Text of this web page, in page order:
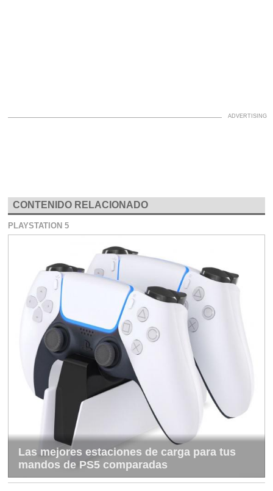
CONTENIDO RELACIONADO
PLAYSTATION 5
Las mejores estaciones de carga para tus
mandos de PS5 comparadas